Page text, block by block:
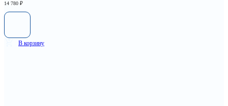
14 780 ₽
В корзину